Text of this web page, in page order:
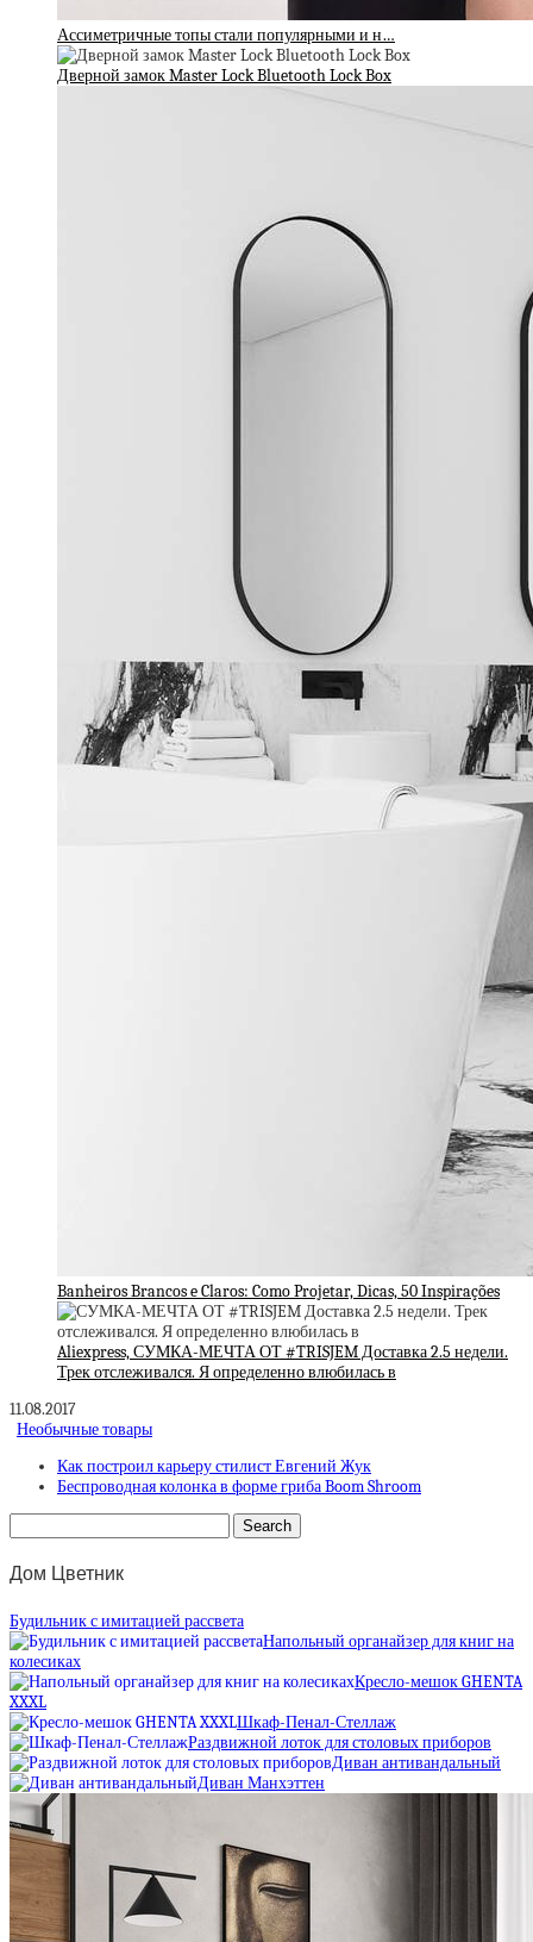
Ассиметричные топы стали популярными и н…
Дверной замок Master Lock Bluetooth Lock Box
Banheiros Brancos e Claros: Como Projetar, Dicas, 50 Inspirações
Aliexpress, СУМКА-МЕЧТА ОТ #TRISJEM Доставка 2.5 недели.
Трек отслеживался. Я определенно влюбилась в
11.08.2017
Необычные товары
Как построил карьеру стилист Евгений Жук
Беспроводная колонка в форме гриба Boom Shroom
Дом Цветник
Будильник с имитацией рассвета
Напольный органайзер для книг на
колесиках
Кресло-мешок GHENTA
XXXL
Шкаф-Пенал-Стеллаж
Раздвижной лоток для столовых приборов
Диван антивандальный
Диван Манхэттен